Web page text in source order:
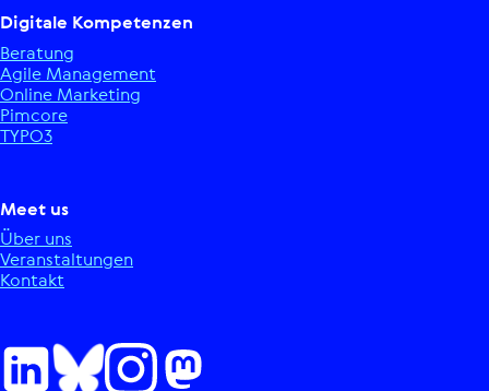
Digitale Kom­pe­ten­zen
Beratung
Agile Manage­ment
Online Marketing
Pimcore
TYPO3
Meet us
Über uns
Ver­an­stal­tun­gen
Kontakt